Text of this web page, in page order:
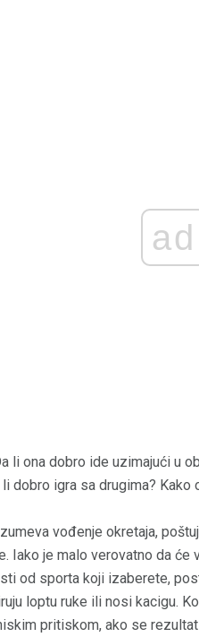
ad
li ona dobro ide uzimajući u
dobro igra sa drugima?
vođenje okretaja,
Iako je malo verovatno da
od sporta koji izaberete,
loptu ruke ili nosi kacigu.
pritiskom, ako se